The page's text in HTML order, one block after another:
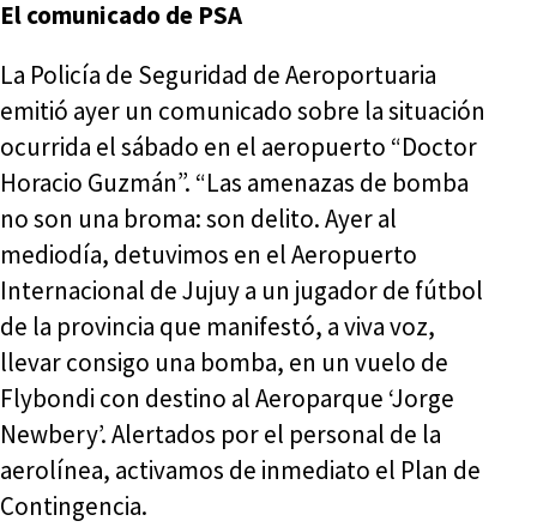
El comunicado de PSA
La Policía de Seguridad de Aeroportuaria
emitió ayer un comunicado sobre la situación
ocurrida el sábado en el aeropuerto “Doctor
Horacio Guzmán”. “Las amenazas de bomba
no son una broma: son delito. Ayer al
mediodía, detuvimos en el Aeropuerto
Internacional de Jujuy a un jugador de fútbol
de la provincia que manifestó, a viva voz,
llevar consigo una bomba, en un vuelo de
Flybondi con destino al Aeroparque ‘Jorge
Newbery’. Alertados por el personal de la
aerolínea, activamos de inmediato el Plan de
Contingencia.